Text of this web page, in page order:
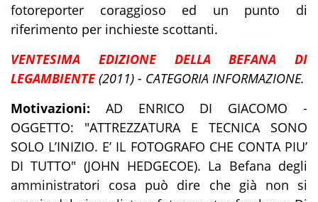
fotoreporter coraggioso ed un punto di
riferimento per inchieste scottanti.
VENTESIMA EDIZIONE DELLA BEFANA DI
LEGAMBIENTE(2011) - CATEGORIA INFORMAZIONE.
Motivazioni: AD ENRICO DI GIACOMO -
OGGETTO: "ATTREZZATURA E TECNICA SONO
SOLO L’INIZIO. E’ IL FOTOGRAFO CHE CONTA PIU’
DI TUTTO" (JOHN HEDGECOE). La Befana degli
amministratori cosa può dire che già non si